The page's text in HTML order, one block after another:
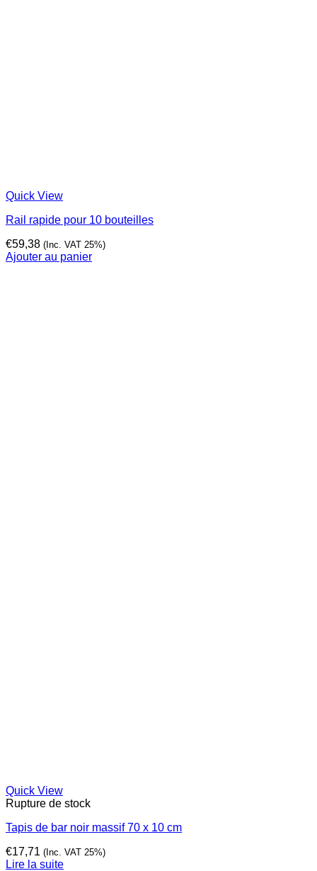
Quick View
Rail rapide pour 10 bouteilles
€59,38 (Inc. VAT 25%)
Ajouter au panier
Quick View
Rupture de stock
Tapis de bar noir massif 70 x 10 cm
€17,71 (Inc. VAT 25%)
Lire la suite